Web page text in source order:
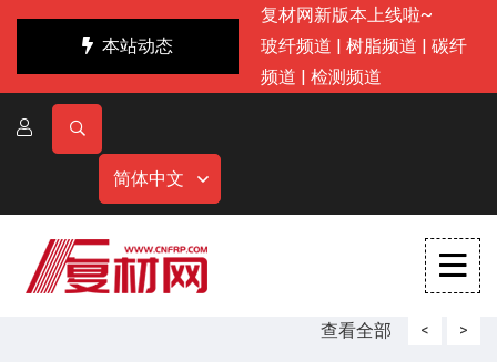
本站动态
复材网新版本上线啦~
玻纤频道 | 树脂频道 | 碳纤
频道 | 检测频道
简体中文
查看全部 < >